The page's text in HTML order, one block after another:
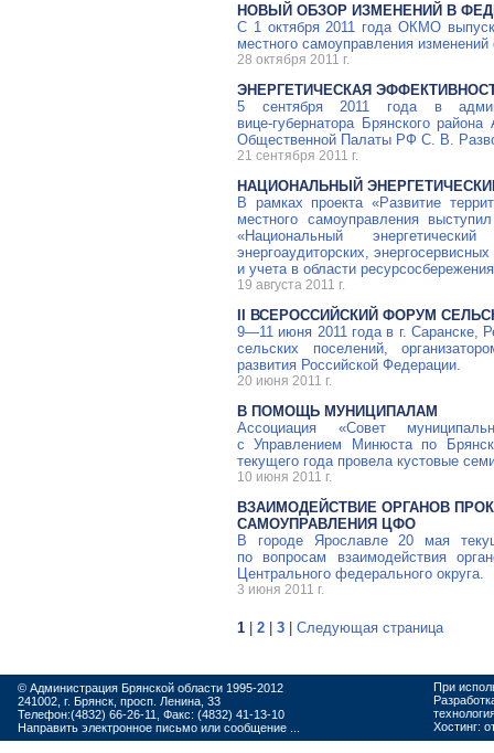
НОВЫЙ ОБЗОР ИЗМЕНЕНИЙ В
С 1 октября 2011 года ОКМО
местного самоуправления
28 октября 2011 г.
ЭНЕРГЕТИЧЕСКАЯ
5 сентября 2011 года в
вице-губернатораБрянского района
Общественной Палаты РФ С. В.
21 сентября 2011 г.
НАЦИОНАЛЬНЫЙ
В рамках проекта «Развитие
местного самоуправления
«Национальный
энергоаудиторских,
и учета в области
19 августа 2011 г.
II ВСЕРОССИЙСКИЙ ФОРУМ
9—11 июня 2011 года в г. Саранске,
сельских поселений,
развития Российской Федерации.
20 июня 2011 г.
В ПОМОЩЬ МУНИЦИПАЛАМ
Ассоциация «Совет
с Управлением Минюста по
текущего года провела кустовые
10 июня 2011 г.
ВЗАИМОДЕЙСТВИЕ ОРГАНОВ
САМОУПРАВЛЕНИЯ ЦФО
В городе Ярославле 20 мая
по вопросам взаимодействия
Центрального федерального округа.
3 июня 2011 г.
1 2 3 Следующая страница
© Администрация Брянской области 1995-2012
241002, г. Брянск, просп. Ленина, 33
Телефон:(4832) 66-26-11, Факс: (4832) 41-13-10
Направить электронное письмо или сообщение ...
При
Хостинг: